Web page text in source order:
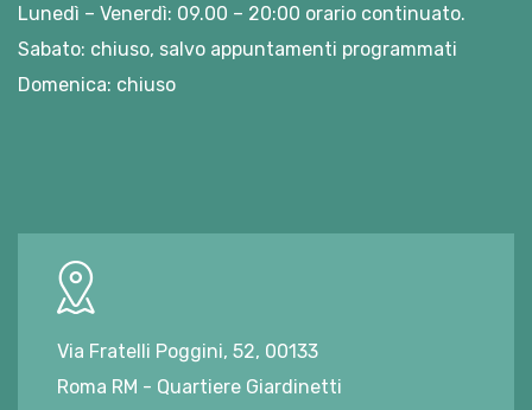
Lunedì – Venerdì: 09.00 – 20:00 orario continuato.
Sabato: chiuso, salvo appuntamenti programmati
Domenica: chiuso
Via Fratelli Poggini, 52, 00133
Roma RM - Quartiere Giardinetti